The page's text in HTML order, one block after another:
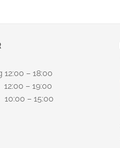
12:00 – 18:00
– 19:00
– 15:00